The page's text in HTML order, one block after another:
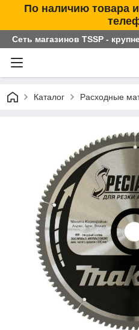
По наличию товара
Сеть магазинов TSSP -
Каталог Расходные